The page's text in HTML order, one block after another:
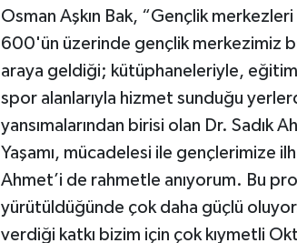
Osman Aşkın Bak, “Gençlik
600'ün üzerinde gençlik merkezimiz
araya geldiği; kütüphaneleriyle,
spor alanlarıyla hizmet sunduğu
yansımalarından birisi olan Dr. Sadık
Yaşamı, mücadelesi ile gençlerimize
Ahmet’i de rahmetle anıyorum. Bu
yürütüldüğünde çok daha güçlü
verdiği katkı bizim için çok kıymetli